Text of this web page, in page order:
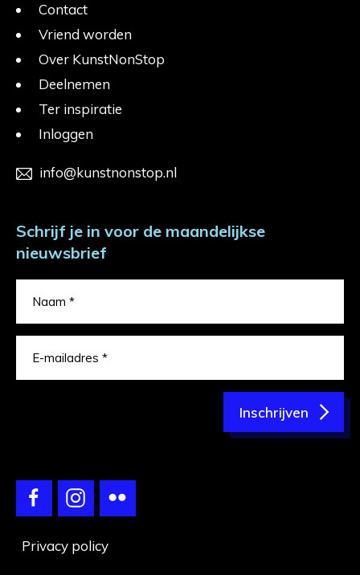
Contact
Vriend worden
Over KunstNonStop
Deelnemen
Ter inspiratie
Inloggen
info@kunstnonstop.nl
Schrijf je in voor de maandelijkse
nieuwsbrief
Inschrijven
Privacy policy